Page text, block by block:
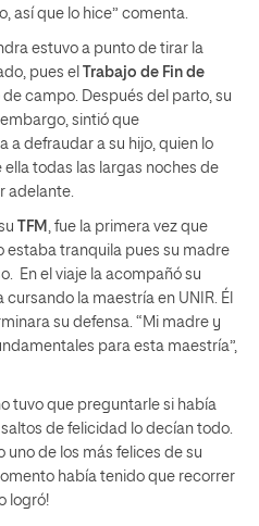
así que lo hice” comenta.
estuvo a punto de tirar la
pues el
Trabajo de Fin de
campo. Después del parto, su
sintió que
a defraudar a su hijo, quien lo
todas las largas noches de
adelante.
TFM , fue la primera vez que
estaba tranquila pues su madre
En el viaje la acompañó su
la maestría en UNIR. Él
su defensa. “Mi madre y
para esta maestría”,
tuvo que preguntarle si había
de felicidad lo decían todo.
de los más felices de su
había tenido que recorrer
logró!